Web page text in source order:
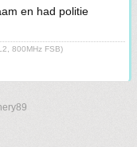
en had politie
800MHz FSB)